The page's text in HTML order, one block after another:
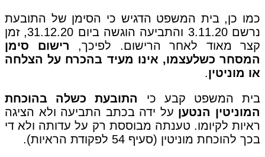
כמו כן, בית המשפט הדגיש כי הסימן של התובעת
נרשם 3.11.20 והתביעה הוגשה ביום 31.12.20, זמן
קצר מאוד לאחר הרישום. לפיכך, רישום סימן
המסחר כשלעצמו, אינו מעיד בהכרח על הצלחה
או מוניטין.
בית המשפט קבע כי
התובעת כשלה בהוכחת
המוניטין הנטען על ידה בכתב התביעה ולא הציגה
ראיות לקיומו. טענתה מבוססת רק על עדותה ולא די
בכך להוכחת מוניטין (סעיף 54 לפקודת הראיות).